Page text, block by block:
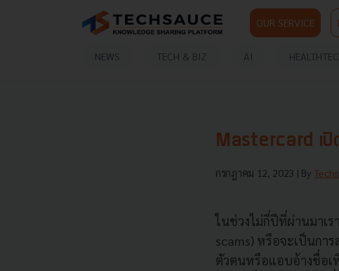
OUR SERVICE
NEWS TECH & BIZ AI
Mastercard เปิด
กรกฎาคม 12, 2023 | By
ในช่วงไม่กี่ปีที่ผ่านมาเร
scams) หรือจะเป็นกา
ตัวตนหรือแอบอ้างชื่อเ